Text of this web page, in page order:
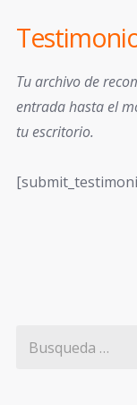
Tu archivo de
entrada hasta el
tu escritorio.